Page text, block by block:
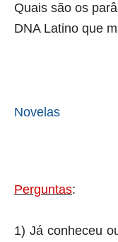
Quais são os
DNA Latino que
Novelas
Perguntas:
1) Já conheceu